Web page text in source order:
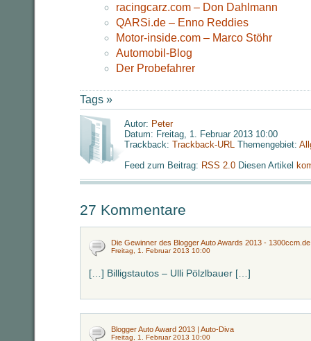
racingcarz.com – Don Dahlmann
QARSi.de – Enno Reddies
Motor-inside.com – Marco Stöhr
Automobil-Blog
Der Probefahrer
Tags »
Autor: Peter
Datum: Freitag, 1. Februar 2013 10:00
Trackback: Trackback-URL Themengebiet:
Feed zum Beitrag: RSS 2.0 Diesen Artikel
27 Kommentare
Die Gewinner des Blogger Auto Awards 2013 - 1300ccm.de
Freitag, 1. Februar 2013 10:00
[…] Billigstautos – Ulli Pölzlbauer […]
Blogger Auto Award 2013 | Auto-Diva
Freitag, 1. Februar 2013 10:00